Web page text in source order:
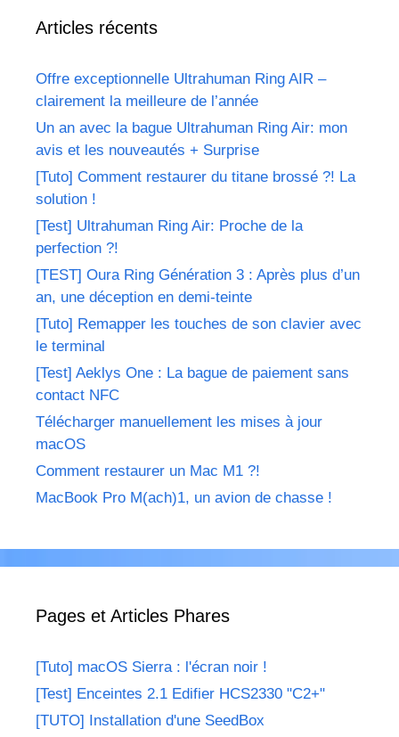
Articles récents
Offre exceptionnelle Ultrahuman Ring AIR –
clairement la meilleure de l’année
Un an avec la bague Ultrahuman Ring Air: mon
avis et les nouveautés + Surprise
[Tuto] Comment restaurer du titane brossé ?! La
solution !
[Test] Ultrahuman Ring Air: Proche de la
perfection ?!
[TEST] Oura Ring Génération 3 : Après plus d’un
an, une déception en demi-teinte
[Tuto] Remapper les touches de son clavier avec
le terminal
[Test] Aeklys One : La bague de paiement sans
contact NFC
Télécharger manuellement les mises à jour
macOS
Comment restaurer un Mac M1 ?!
MacBook Pro M(ach)1, un avion de chasse !
Pages et Articles Phares
[Tuto] macOS Sierra : l'écran noir !
[Test] Enceintes 2.1 Edifier HCS2330 "C2+"
[TUTO] Installation d'une SeedBox